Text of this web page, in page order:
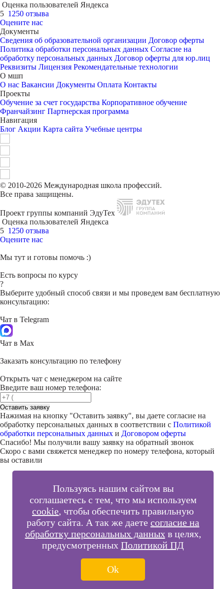
Оценка пользователей Яндекса
5 1250 отзыва
Оцените нас
Документы
Сведения об образовательной организации Договор оферты
Политика обработки персональных данных Согласие на
обработку персональных данных Договор оферты для юр.лиц
Реквизиты Лицензия Рекомендательные технологии
О мшп
О нас Вакансии Документы Оплата Контакты
Проекты
Обучение за счет государства Корпоративное обучение
Франчайзинг Партнерская программа
Навигация
Блог Акции Карта сайта Учебные центры
© 2010-2026 Международная школа профессий.
Все права защищены.
Проект группы компаний ЭдуТех
Оценка пользователей Яндекса
5 1250 отзыва
Оцените нас
Пользуясь нашим сайтом вы
соглашаетесь с тем, что мы используем
cookie, чтобы обеспечить правильную
работу сайта. А так же даете согласие на
обработку персональных данныхв целях,
предусмотренных Политикой ПД
Ok
Мы тут и готовы помочь :)
Есть вопросы по курсу
?
Выберите удобный способ связи и мы проведем вам бесплатную
консультацию:
Чат в Telegram
Чат в Max
Заказать консультацию по телефону
Открыть чат с менеджером на сайте
Введите ваш номер телефона:
Оставить заявку
Нажимая на кнопку "Оставить заявку", вы даете согласие на
обработку персональных данных в соответствии с Политикой
обработки персональных данных и Договором оферты
Спасибо! Мы получили вашу заявку на обратный звонок
Скоро с вами свяжется менеджер по номеру телефона, который
вы оставили